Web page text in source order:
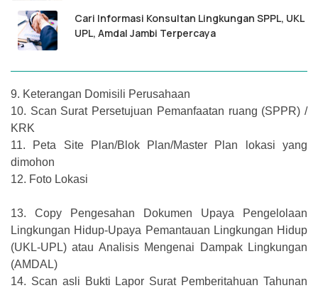
Cari Informasi Konsultan Lingkungan SPPL, UKL
UPL, Amdal Jambi Terpercaya
9. Keterangan Domisili Perusahaan
10. Scan Surat Persetujuan Pemanfaatan ruang (SPPR) /
KRK
11.
Peta Site Plan/Blok Plan/Master Plan lokasi yang
dimohon
12. Foto Lokasi
13.
Copy Pengesahan Dokumen Upaya Pengelolaan
Lingkungan Hidup-Upaya Pemantauan Lingkungan Hidup
(UKL-UPL) atau Analisis Mengenai Dampak Lingkungan
(AMDAL)
14. Scan asli Bukti Lapor Surat Pemberitahuan Tahunan